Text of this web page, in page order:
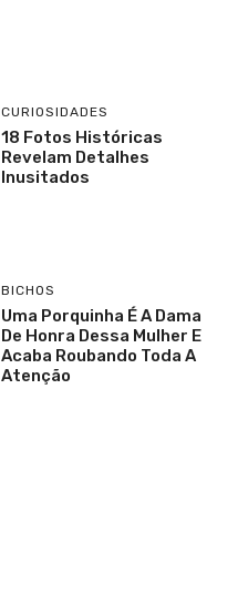
CURIOSIDADES
18 Fotos Históricas
Revelam Detalhes
Inusitados
BICHOS
Uma Porquinha É A Dama
De Honra Dessa Mulher E
Acaba Roubando Toda A
Atenção